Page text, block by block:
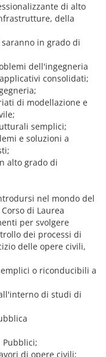
di alto
della
in grado di
dell'ingegneria
consolidati;
di modellazione e
semplici;
e soluzioni a
alto grado di
nel mondo del
di Laurea
per svolgere
dei processi di
delle opere civili,
o riconducibili a
di studi di
Pubblici;
di opere civili;